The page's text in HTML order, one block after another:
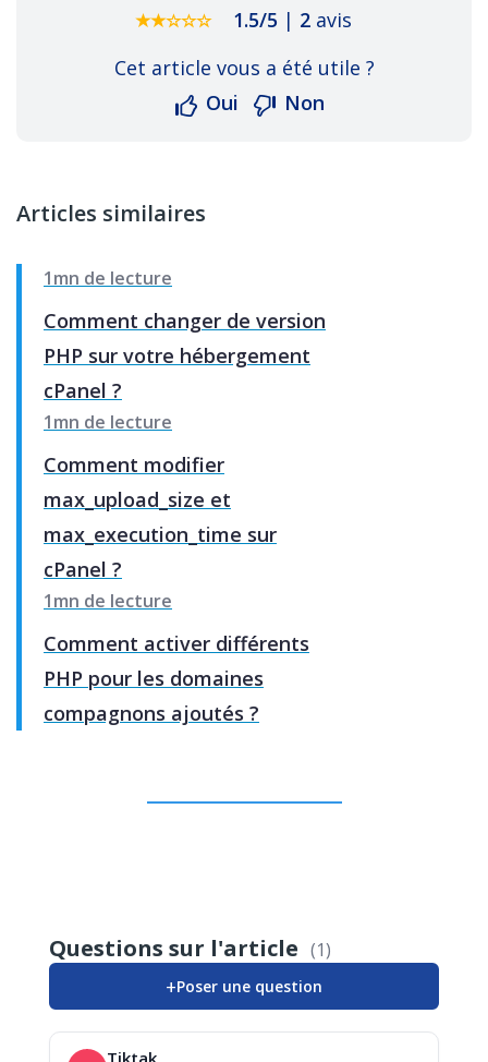
1.5/5 | 2 avis
Cet article vous a été utile ?
Oui
Non
Articles similaires
1mn de lecture
Comment changer de version
PHP sur votre hébergement
cPanel ?
1mn de lecture
Comment modifier
max_upload_size et
max_execution_time sur
cPanel ?
1mn de lecture
Comment activer différents
PHP pour les domaines
compagnons ajoutés ?
Questions sur l'article (1)
+Poser une question